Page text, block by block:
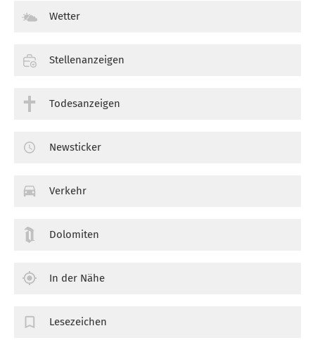
Wetter
Stellenanzeigen
Todesanzeigen
Newsticker
Verkehr
Dolomiten
In der Nähe
Lesezeichen